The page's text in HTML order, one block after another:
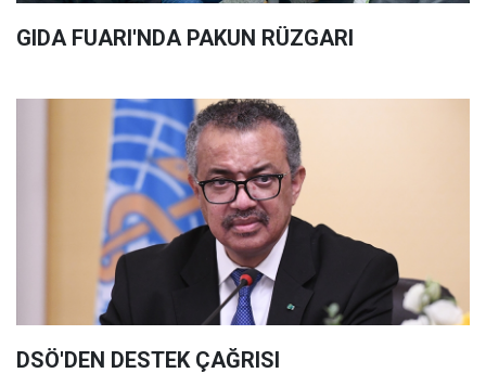
GIDA FUARI'NDA PAKUN RÜZGARI
DSÖ'DEN DESTEK ÇAĞRISI